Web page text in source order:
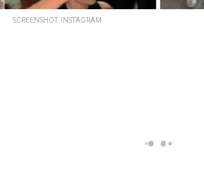
SCREENSHOT: INSTAGRAM